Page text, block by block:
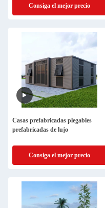
Consiga el mejor precio
Casas prefabricadas plegables
prefabricadas de lujo
Consiga el mejor precio